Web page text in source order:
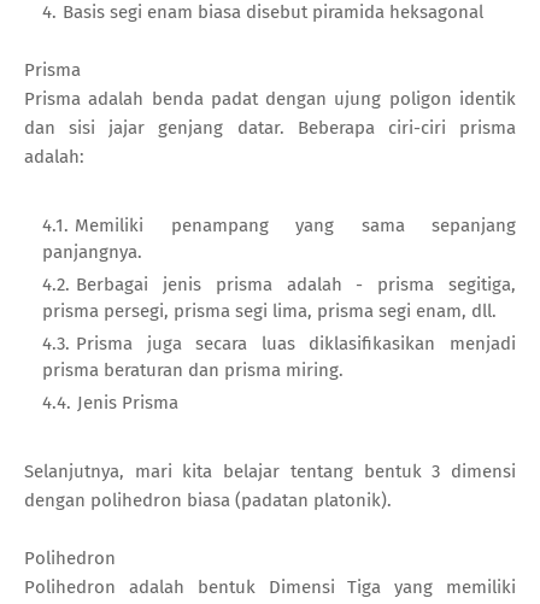
Basis segi enam biasa disebut piramida heksagonal
Prisma
Prisma adalah benda padat dengan ujung poligon identik
dan sisi jajar genjang datar. Beberapa ciri-ciri prisma
adalah:
Memiliki penampang yang sama sepanjang
panjangnya.
Berbagai jenis prisma adalah - prisma segitiga,
prisma persegi, prisma segi lima, prisma segi enam, dll.
Prisma juga secara luas diklasifikasikan menjadi
prisma beraturan dan prisma miring.
Jenis Prisma
Selanjutnya, mari kita belajar tentang bentuk 3 dimensi
dengan polihedron biasa (padatan platonik).
Polihedron
Polihedron adalah bentuk Dimensi Tiga yang memiliki